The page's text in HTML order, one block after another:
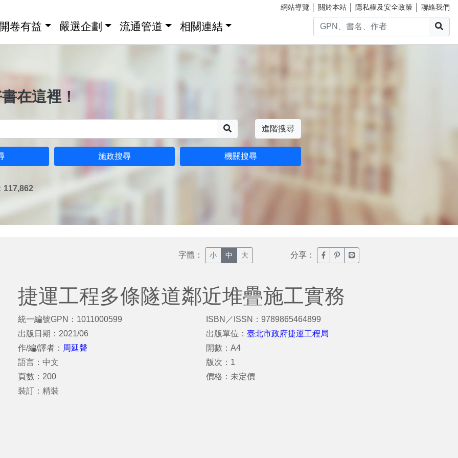
網站導覽 關於本站 隱私權及安全政策 聯絡我們
卷有益 嚴選企劃 流通管道 相關連結
在這裡！
進階搜尋
施政搜尋 機關搜尋
117,862
字體： 小 中 大 分享： 臉書分享(另開新視窗)
噗浪分享(另開新視窗)
Line分享(另開新視窗)
捷運工程多條隧道鄰近堆疊施工實務
統一編號GPN：1011000599
出版日期：2021/06
作/編/譯者： 周延聲
語言：中文
頁數：200
裝訂：精裝
ISBN／ISSN：9789865464899
出版單位：臺北市政府捷運工程局
開數：A4
版次：1
價格：未定價